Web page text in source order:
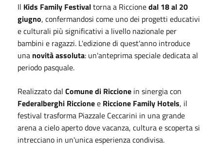
Il Kids Family Festivaltorna a Riccionedal 18 al 20
giugno, confermandosi come uno dei progetti educativi
e culturali più significativi a livello nazionale per
bambini e ragazzi. L'edizione di quest'anno introduce
una novità assoluta: un'anteprima speciale dedicata al
periodo pasquale.
Realizzato dal Comune di Riccione in sinergia con
Federalberghi Riccionee Riccione Family Hotels, il
festival trasforma Piazzale Ceccarini in una grande
arena a cielo aperto dove vacanza, cultura e scoperta si
intrecciano in un'unica esperienza condivisa.